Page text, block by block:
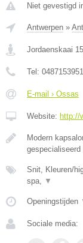
Niet gevestigd
Antwerpen »
Jordaenskaai 15
Tel: 0487153951
E-mail › Ossas
Website: http://
Modern
gespecialiseerd
Snit, Kleuren/
spa, ▼
Openingstijden
Sociale media: